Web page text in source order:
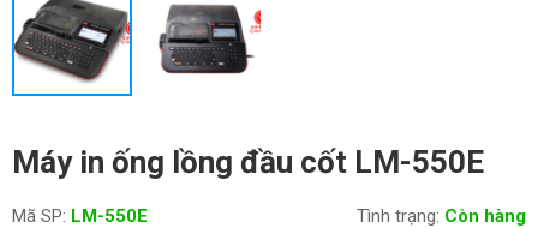
Máy in ống lồng đầu cốt LM-550E
Mã SP: LM-550E Tình trạng: Còn hàng